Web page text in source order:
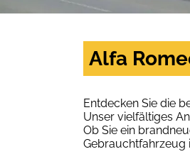
Alfa
Entdecken Sie die
Unser vielfältiges
Ob Sie ein
Gebrauchtfahrzeug